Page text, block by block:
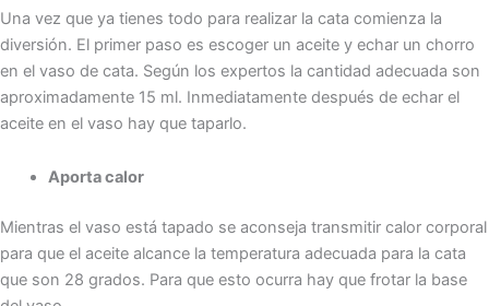
Una vez que ya tienes todo para realizar la cata comienza la
diversión. El primer paso es escoger un aceite y echar un chorro
en el vaso de cata. Según los expertos la cantidad adecuada son
aproximadamente 15 ml. Inmediatamente después de echar el
aceite en el vaso hay que taparlo.
Aporta calor
Mientras el vaso está tapado se aconseja transmitir calor corporal
para que el aceite alcance la temperatura adecuada para la cata
que son 28 grados. Para que esto ocurra hay que frotar la base